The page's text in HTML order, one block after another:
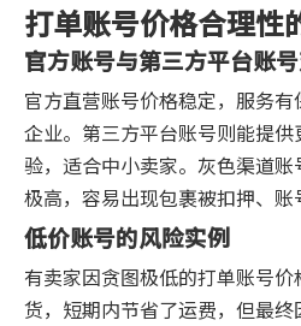
打单账号价格合理性
官方账号与第三方平台账
官方直营账号价格稳定，服务
企业。第三方平台账号则能提
验，适合中小卖家。灰色渠道
极高，容易出现包裹被扣押、账
低价账号的风险实例
有卖家因贪图极低的打单账号
货，短期内节省了运费，但最终